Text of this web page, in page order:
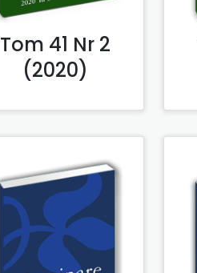
Tom 41 Nr 2
(2020)